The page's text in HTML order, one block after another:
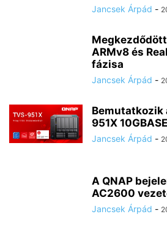
Jancsek Árpád -
ARMv8 és
fázisa
Jancsek Árpád -
Bemutatkozik
951X
Jancsek Árpád -
A QNAP
AC2600
Jancsek Árpád -